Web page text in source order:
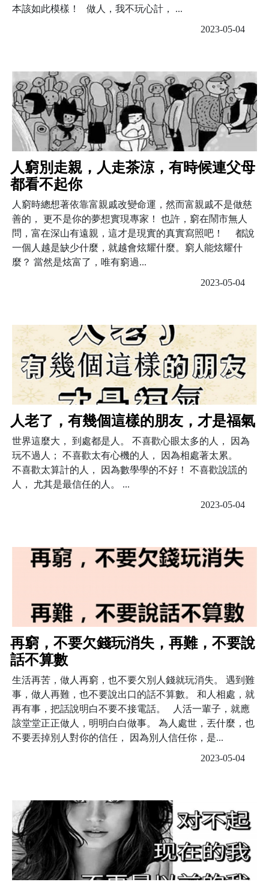
本該如此模樣！ 做人，我不玩心計， ...
2023-05-04
人窮別走親，人走茶涼，有時候連父母
都看不起你
人窮時總想著依靠富親戚改變命運，然而富親戚不是做慈
善的， 更不是你的夢想實現專家！ 也許，窮在鬧市無人
問，富在深山有遠親，這才是現實的真實寫照吧！ 都說
一個人越是缺少什麼，就越會炫耀什麼。窮人能炫耀什
麼？ 當然是炫富了，唯有窮過...
2023-05-04
人老了，有幾個這樣的朋友，才是福氣
世界這麼大， 到處都是人。 不喜歡心眼太多的人， 因為
玩不過人； 不喜歡太有心機的人， 因為相處著太累。
不喜歡太算計的人， 因為數學學的不好！ 不喜歡說謊的
人， 尤其是最信任的人。 ...
2023-05-04
再窮，不要欠錢玩消失，再難，不要說
話不算數
生活再苦，做人再窮，也不要欠別人錢就玩消失。 遇到難
事，做人再難，也不要說出口的話不算數。 和人相處，就
再有事，把話說明白不要不接電話。 人活一輩子，就應
該堂堂正正做人，明明白白做事。 為人處世，丟什麼，也
不要丟掉別人對你的信任， 因為別人信任你，是...
2023-05-04